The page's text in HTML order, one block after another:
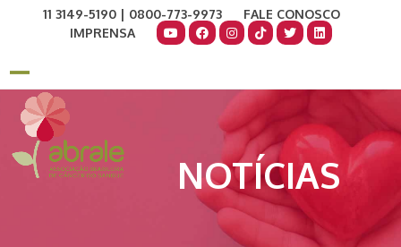
11 3149-5190 | 0800-773-9973
FALE CONOSCO
IMPRENSA
Open
mobile
menu
Close
mobile
menu
NOTÍCIAS